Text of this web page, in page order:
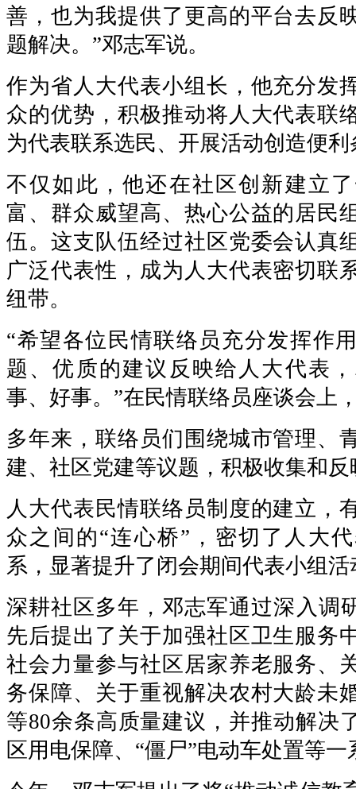
善，也为我提供了更高的平台去反
题解决。”邓志军说。
作为省人大代表小组长，他充分发
众的优势，积极推动将人大代表联
为代表联系选民、开展活动创造便利
不仅如此，他还在社区创新建立
富、群众威望高、热心公益的居民
伍。这支队伍经过社区党委会认真
广泛代表性，成为人大代表密切联
纽带。
“希望各位民情联络员充分发挥作
题、优质的建议反映给人大代表
事、好事。”在民情联络员座谈会上
多年来，联络员们围绕城市管理、
建、社区党建等议题，积极收集和
人大代表民情联络员制度的建立，
众之间的“连心桥”，密切了人大
系，显著提升了闭会期间代表小组
深耕社区多年，邓志军通过深入调
先后提出了关于加强社区卫生服务
社会力量参与社区居家养老服务、
务保障、关于重视解决农村大龄未
等80余条高质量建议，并推动解决
区用电保障、“僵尸”电动车处置等